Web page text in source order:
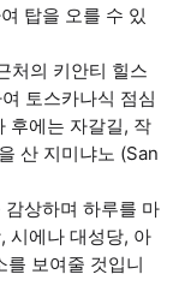
탑을 오를 수 있
처의 키안티 힐스
토스카나식 점심
후에는 자갈길, 작
산 지미냐노 (San
상하며 하루를 마
시에나 대성당, 아
를 보여줄 것입니